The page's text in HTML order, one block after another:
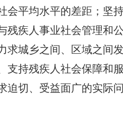
平均水平的差距；坚
疾人事业社会管理和
城乡之间、区域之间
持残疾人社会保障和
切、受益面广的实际